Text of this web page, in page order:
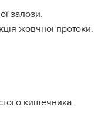
залози.
жовчної протоки.
кишечника.